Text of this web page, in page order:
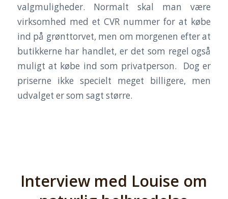
valgmuligheder. Normalt skal man være
virksomhed med et CVR nummer for at købe
ind på grønttorvet, men om morgenen efter at
butikkerne har handlet, er det som regel også
muligt at købe ind som privatperson. Dog er
priserne ikke specielt meget billigere, men
udvalget er som sagt større.
Interview med Louise om